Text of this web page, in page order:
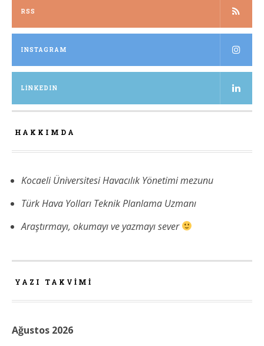
RSS
INSTAGRAM
LINKEDIN
HAKKIMDA
Kocaeli Üniversitesi Havacılık Yönetimi mezunu
Türk Hava Yolları Teknik Planlama Uzmanı
Araştırmayı, okumayı ve yazmayı sever
YAZI TAKVIMI
Ağustos 2026